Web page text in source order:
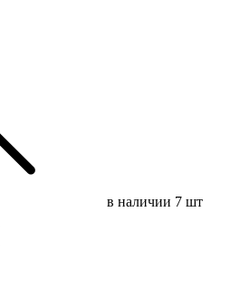
в наличии 7 шт